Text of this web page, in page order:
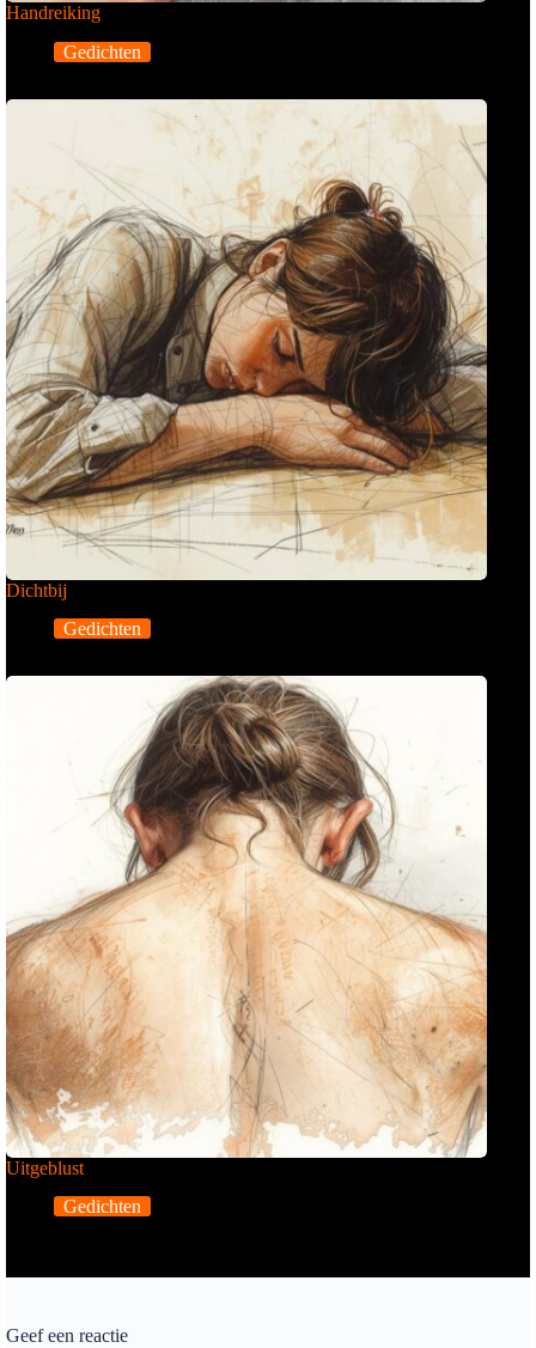
Handreiking
Gedichten
Dichtbij
Gedichten
Uitgeblust
Gedichten
Geef een reactie